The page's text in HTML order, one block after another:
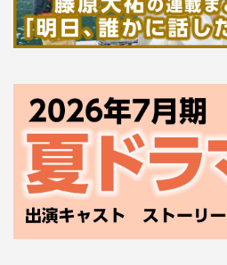
真、石井正則、須賀健太、遠藤
エ、升毅、山口紗弥加、高橋克実
脚本：大石哲也、山岡潤平、小
音楽：菅野祐悟
プロデューサー：河西秀幸、国
演出：国本雅広、白川士、高橋
制作：カンテレ、ケイファクトリ
●photo／干川 修 text／星野彩